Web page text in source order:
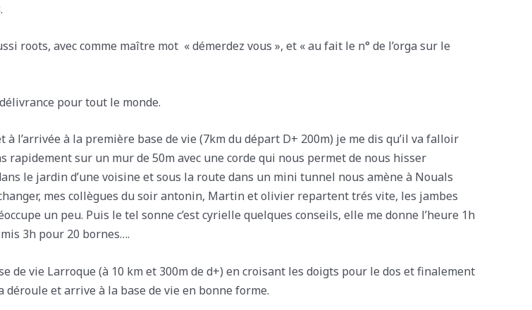
roots, avec comme maître mot « démerdez vous », et « au fait le n° de l’orga sur le
pour tout le monde.
l’arrivée à la première base de vie (7km du départ D+ 200m) je me dis qu’il va falloir
sur un mur de 50m avec une corde qui nous permet de nous hisser
le jardin d’une voisine et sous la route dans un mini tunnel nous amène à Nouals
mes collègues du soir antonin, Martin et olivier repartent trés vite, les jambes
un peu. Puis le tel sonne c’est cyrielle quelques conseils, elle me donne l’heure 1h
3h pour 20 bornes….
de vie Larroque (à 10 km et 300m de d+) en croisant les doigts pour le dos et finalement
et arrive à la base de vie en bonne forme.